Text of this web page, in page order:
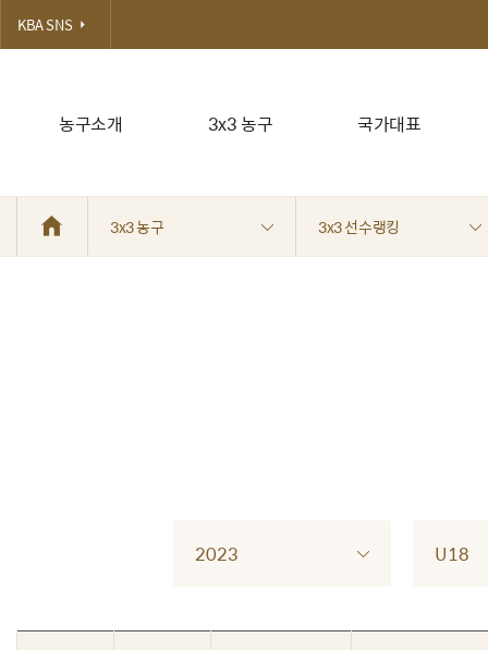
농구소개 3x3 농구 국가대표
KBA SNS
3x3 농구 3x3 선수랭킹
2023 U18